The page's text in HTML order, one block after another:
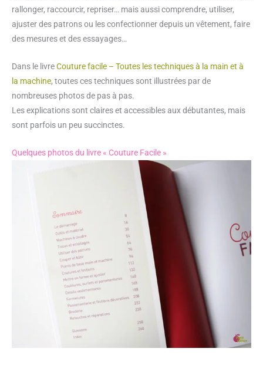
rallonger, raccourcir, repriser… mais aussi comprendre, utiliser,
ajuster des patrons ou les confectionner depuis un vêtement, faire
des mesures et des essayages…
Dans le livreCouture facile – Toutes les techniques à la main et à
la machine, toutes ces techniques sont illustrées par de
nombreuses photos de pas à pas.
Les explications sont claires et accessibles aux débutantes, mais
sont parfois un peu succinctes.
Quelques photos du livre « Couture Facile »